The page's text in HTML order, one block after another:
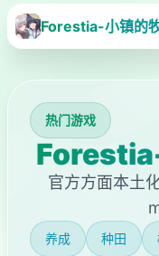
Forestia-小镇的
热门游戏
官方方面本土
养成 种田